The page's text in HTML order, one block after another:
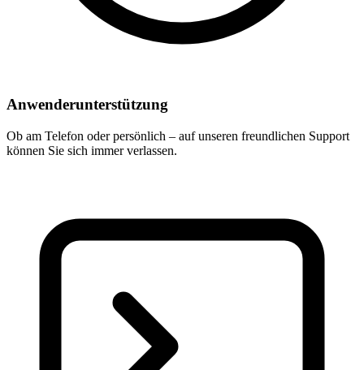
Anwenderunterstützung
Ob am Telefon oder persönlich – auf unseren freundlichen Support
können Sie sich immer verlassen.